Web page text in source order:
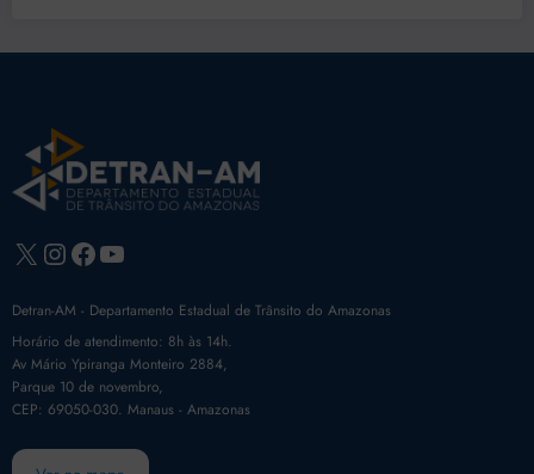
X Instagram
Facebook
Youtube
Detran-AM - Departamento Estadual de Trânsito do Amazonas
Horário de atendimento: 8h às 14h.
Av Mário Ypiranga Monteiro 2884,
Parque 10 de novembro,
CEP: 69050-030. Manaus - Amazonas